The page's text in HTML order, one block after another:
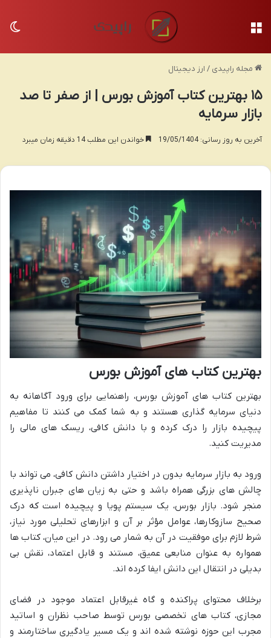
مجله راپیدی / ارز دیجیتال
۱۵ بهترین کتاب آموزش بورس | از صفر تا صد
بازار سرمایه
آخرین به روز رسانی: 19/05/1404 خواندن این مطلب 14 دقیقه زمان میبرد
بهترین کتاب های آموزش بورس
بهترین کتاب های آموزش بورس، راهنمایی برای ورود آگاهانه به
دنیای سرمایه گذاری هستند و به شما کمک می کنند تا مفاهیم
پیچیده بازار را درک کرده و با دانش کافی، ریسک های مالی را
مدیریت کنید.
ورود به بازار سرمایه بدون در اختیار داشتن دانش کافی، می تواند با
چالش های بزرگی همراه باشد و حتی به زیان های جبران ناپذیری
منجر شود. بازار بورس، یک سیستم پویا و پیچیده است که درک
صحیح سازوکارها، عوامل مؤثر بر آن و ابزارهای تحلیلی مورد نیاز،
شرط لازم برای موفقیت در آن به شمار می رود. در این میان، کتاب ها
همواره به عنوان منابعی عمیق، مستند و قابل اعتماد، نقش بی
بدیلی در انتقال این دانش ایفا کرده اند.
برخلاف محتوای پراکنده و گاه غیرقابل اعتماد موجود در فضای
مجازی، کتاب های تخصصی بورس توسط صاحب نظران و اساتید
مجرب این حوزه نوشته شده اند و یک مسیر یادگیری ساختارمند و